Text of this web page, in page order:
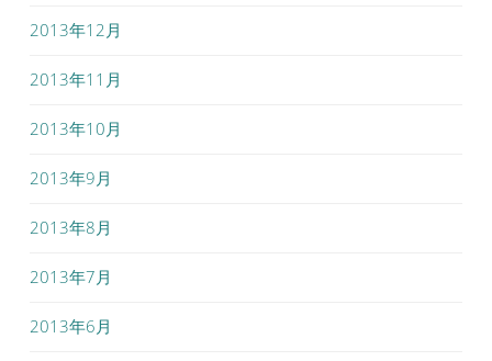
2013年12月
2013年11月
2013年10月
2013年9月
2013年8月
2013年7月
2013年6月